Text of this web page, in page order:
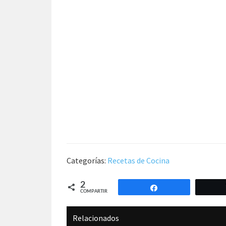
Categorías: Recetas de Cocina
2
COMPARTIR
Relacionados